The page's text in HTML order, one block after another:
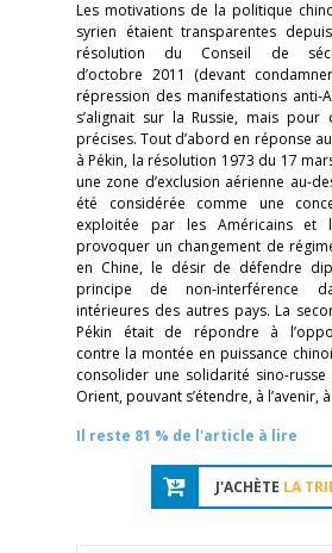
Les motivations de la politique
syrien étaient transparentes
résolution du Conseil de
d’octobre 2011 (devant
répression des manifestations anti-
s’alignait sur la Russie, mais pour
précises. Tout d’abord en réponse
à Pékin, la résolution 1973 du 17
une zone d’exclusion aérienne au-
été considérée comme une
exploitée par les Américains et
provoquer un changement de
en Chine, le désir de défendre
principe de non-interférence
intérieures des autres pays. La
Pékin était de répondre à
contre la montée en puissance
consolider une solidarité sino-
Orient, pouvant s’étendre, à l’avenir,
Il reste 81 % de l'article à lire
J'ACHÈTE LA